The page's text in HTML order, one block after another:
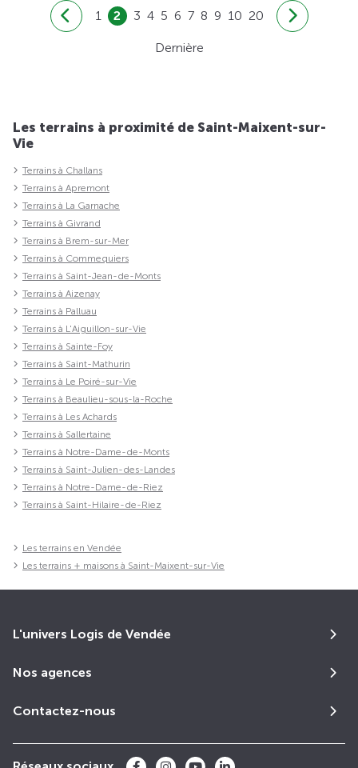
1 2 3 4 5 6 7 8 9 10 20
Dernière
Les terrains à proximité de Saint-Maixent-sur-
Vie
Terrains à Challans
Terrains à Apremont
Terrains à La Garnache
Terrains à Givrand
Terrains à Brem-sur-Mer
Terrains à Commequiers
Terrains à Saint-Jean-de-Monts
Terrains à Aizenay
Terrains à Palluau
Terrains à L'Aiguillon-sur-Vie
Terrains à Sainte-Foy
Terrains à Saint-Mathurin
Terrains à Le Poiré-sur-Vie
Terrains à Beaulieu-sous-la-Roche
Terrains à Les Achards
Terrains à Sallertaine
Terrains à Notre-Dame-de-Monts
Terrains à Saint-Julien-des-Landes
Terrains à Notre-Dame-de-Riez
Terrains à Saint-Hilaire-de-Riez
Les terrains en Vendée
Les terrains + maisons à Saint-Maixent-sur-Vie
L'univers Logis de Vendée
Nos agences
Contactez-nous